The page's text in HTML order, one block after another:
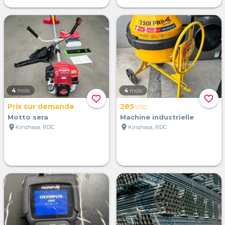
favorite_border
4 mois
Prix sur demande
Motto sera
location_on Kinshasa, RDC
favorite_border
4 mois
285 USD
Machine industrielle
location_on Kinshasa, RDC